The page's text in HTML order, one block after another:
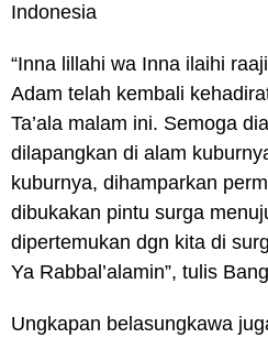
Indonesia
“Inna lillahi wa Inna ilaihi
Adam telah kembali
Ta’ala malam ini. Semoga
dilapangkan di alam
kuburnya, dihamparkan
dibukakan pintu surga
dipertemukan dgn kita di
Ya Rabbal’alamin”, tulis
Ungkapan belasungkawa